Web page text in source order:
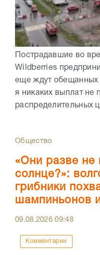
Пострадавшие во
Wildberries
еще ждут обещанных
я никаких выплат не
распределительных
Общество
«Они разве не
солнце?»:
грибники
шампиньонов
09.08.202609:48
Комментарии